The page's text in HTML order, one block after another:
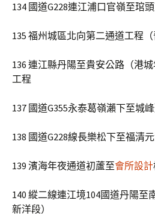
134 國道G228連江浦口官嶺至琯
135 福州城區北向第二通道工程（
136 連江縣丹陽至貴安公路（港城
工程
137 國道G355永泰葛嶺瀨下至城
138 國道G228線長樂松下至福清
139 濱海年夜通道初蘆至會所設計
140 縱二線連江境104國道丹陽至
新洋段）